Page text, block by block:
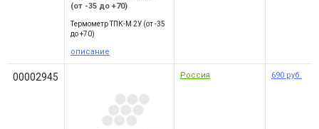
(от -35 до +70)
Термометр ТПК-М 2У (от -35
до +70)
описание
00002945 Россия 690 руб.